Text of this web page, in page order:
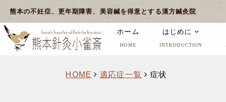
熊本の不妊症、更年期障害、美容鍼を得意とする漢方鍼灸院
ホーム
HOME
はじめに
INTRODUCTION
HOME 適応症一覧 症状